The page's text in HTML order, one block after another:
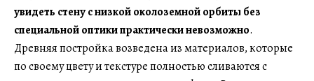
увидеть стену с низкой околоземной орбиты без
специальной оптики практически невозможно.
Древняя постройка возведена из материалов, которые
по своему цвету и текстуре полностью сливаются с